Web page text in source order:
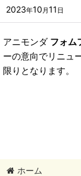
2023年10 月11 日
アニモンダ フォム
ーの意向でリニュ
限りとなります。
ホーム